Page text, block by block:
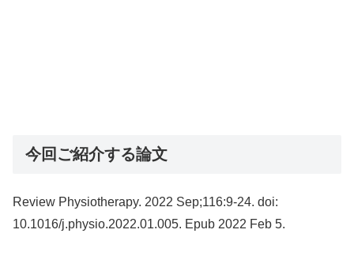
今回ご紹介する論文
Review Physiotherapy. 2022 Sep;116:9-24. doi:
10.1016/j.physio.2022.01.005. Epub 2022 Feb 5.